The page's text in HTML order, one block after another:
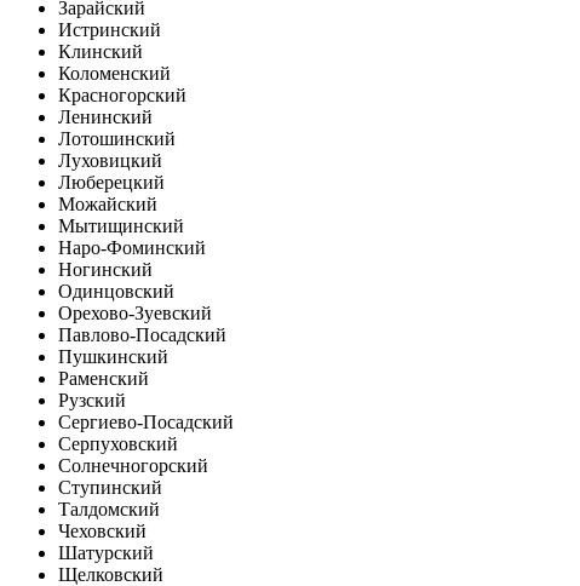
Зарайский
Истринский
Клинский
Коломенский
Красногорский
Ленинский
Лотошинский
Луховицкий
Люберецкий
Можайский
Мытищинский
Наро-Фоминский
Ногинский
Одинцовский
Орехово-Зуевский
Павлово-Посадский
Пушкинский
Раменский
Рузский
Сергиево-Посадский
Серпуховский
Солнечногорский
Ступинский
Талдомский
Чеховский
Шатурский
Щелковский